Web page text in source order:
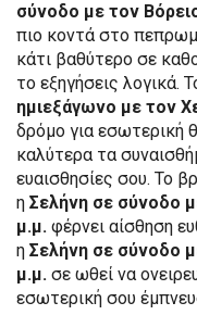
σύνοδο με τον
πιο κοντά στο
κάτι βαθύτερο σε
το εξηγήσεις λογικά.
ημιεξάγωνο με τον
δρόμο για εσωτερική
καλύτερα τα
ευαισθησίες σου. Το
η Σελήνη σε σύνοδο
μ.μ. φέρνει αίσθηση
η Σελήνη σε σύνοδο
μ.μ. σε ωθεί να
εσωτερική σου